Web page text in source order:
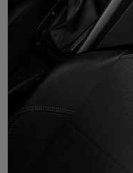
sobre EA189
My Volkswagen
tu Volkswagen
sobre Diésel XTL
mantenimiento Long Drive